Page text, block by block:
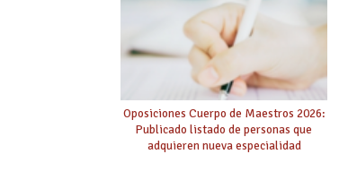
Oposiciones Cuerpo de Maestros 2026:
Publicado listado de personas que
adquieren nueva especialidad